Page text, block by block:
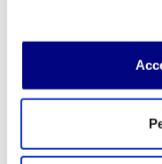
Commento*